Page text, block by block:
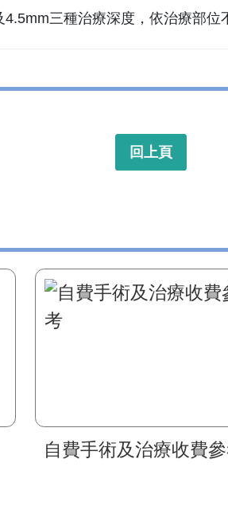
三種治療深度，依治療部位
回上頁
自費手術及治療收費